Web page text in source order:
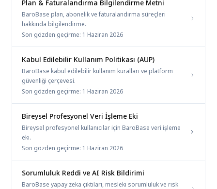
Plan & Faturalandırma Bilgilendirme Metni
BaroBase plan, abonelik ve faturalandırma süreçleri
hakkında bilgilendirme.
Son gözden geçirme: 1 Haziran 2026
Kabul Edilebilir Kullanım Politikası (AUP)
BaroBase kabul edilebilir kullanım kuralları ve platform
güvenliği çerçevesi.
Son gözden geçirme: 1 Haziran 2026
Bireysel Profesyonel Veri İşleme Eki
Bireysel profesyonel kullanıcılar için BaroBase veri işleme
eki.
Son gözden geçirme: 1 Haziran 2026
Sorumluluk Reddi ve AI Risk Bildirimi
BaroBase yapay zeka çıktıları, mesleki sorumluluk ve risk